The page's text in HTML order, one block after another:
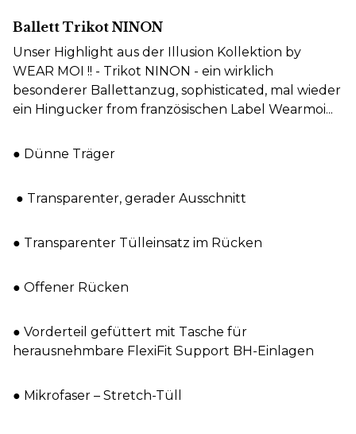
Ballett Trikot NINON
Unser Highlight aus der Illusion Kollektion by
WEAR MOI !! - Trikot NINON - ein wirklich
besonderer Ballettanzug, sophisticated, mal wieder
ein Hingucker from französischen Label Wearmoi...
● Dünne Träger
● Transparenter, gerader Ausschnitt
● Transparenter Tülleinsatz im Rücken
● Offener Rücken
● Vorderteil gefüttert mit Tasche für
herausnehmbare FlexiFit Support BH-Einlagen
● Mikrofaser – Stretch-Tüll